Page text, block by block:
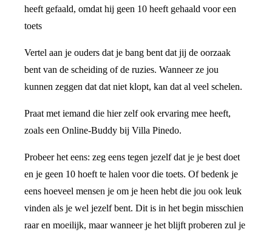
heeft gefaald, omdat hij geen 10 heeft gehaald voor een
toets
Vertel aan je ouders dat je bang bent dat jij de oorzaak
bent van de scheiding of de ruzies. Wanneer ze jou
kunnen zeggen dat dat niet klopt, kan dat al veel schelen.
Praat met iemand die hier zelf ook ervaring mee heeft,
zoals een Online-Buddy bij Villa Pinedo.
Probeer het eens: zeg eens tegen jezelf dat je je best doet
en je geen 10 hoeft te halen voor die toets. Of bedenk je
eens hoeveel mensen je om je heen hebt die jou ook leuk
vinden als je wel jezelf bent. Dit is in het begin misschien
raar en moeilijk, maar wanneer je het blijft proberen zul je